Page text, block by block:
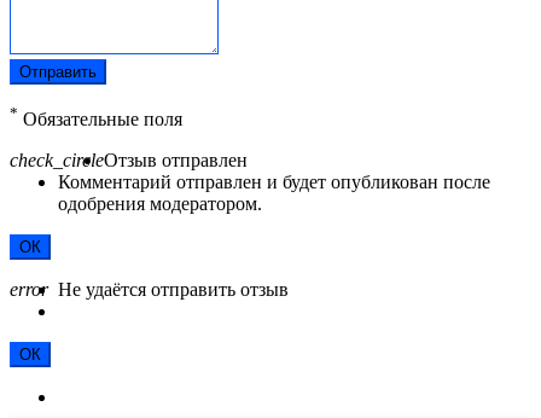
Отправить
* Обязательные поля
check_circleОтзыв отправлен
Комментарий отправлен и будет опубликован после
одобрения модератором.
ОК
error Не удаётся отправить отзыв
ОК